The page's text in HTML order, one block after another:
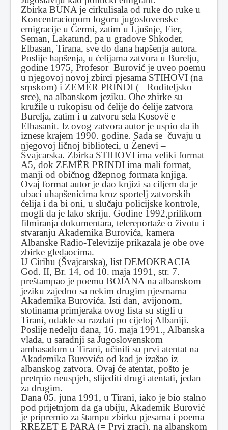
Zbirka BUNA je cirkulisala od ruke do ruke u
Koncentracionom logoru jugoslovenske
emigracije u Čermi, zatim u Ljušnje, Fier,
Seman, Lakatund, pa u gradove Shkoder,
Elbasan, Tirana, sve do dana hapšenja autora.
Poslije hapšenja, u ćelijama zatvora u Burelju,
godine 1975, Profesor Burović je uveo poemu
u njegovoj novoj zbirci pjesama STIHOVI (na
srpskom) i ZEMËR PRINDI (= Roditeljsko
srce), na albanskom jeziku. Obe zbirke su
kružile u rukopisu od ćelije do ćelije zatvora
Burelja, zatim i u zatvoru sela Kosovë e
Elbasanit. Iz ovog zatvora autor je uspio da ih
iznese krajem 1990. godine. Sada se čuvaju u
njegovoj ličnoj biblioteci, u Ženevi –
Švajcarska. Zbirka STIHOVI ima veliki format
A5, dok ZEMËR PRINDI ima mali format,
manji od običnog džepnog formata knjiga.
Ovaj format autor je dao knjizi sa ciljem da je
ubaci uhapšenicima kroz sportelj zatvorskih
ćelija i da bi oni, u slučaju policijske kontrole,
mogli da je lako skriju. Godine 1992,prilikom
filmiranja dokumentara, telereportaže o životu i
stvaranju Akademika Burovića, kamera
Albanske Radio-Televizije prikazala je obe ove
zbirke gledaocima.
U Cirihu (Švajcarska), list DEMOKRACIA
God. II, Br. 14, od 10. maja 1991, str. 7.
preštampao je poemu BOJANA na albanskom
jeziku zajedno sa nekim drugim pjesmama
Akademika Burovića. Isti dan, avijonom,
stotinama primjeraka ovog lista su stigli u
Tirani, odakle su razdati po cijeloj Albaniji.
Poslije nedelju dana, 16. maja 1991., Albanska
vlada, u saradnji sa Jugoslovenskom
ambasadom u Tirani, učinili su prvi atentat na
Akademika Burovića od kad je izašao iz
albanskog zatvora. Ovaj će atentat, pošto je
pretrpio neuspjeh, slijediti drugi atentati, jedan
za drugim.
Dana 05. juna 1991, u Tirani, iako je bio stalno
pod prijetnjom da ga ubiju, Akademik Burović
je pripremio za štampu zbirku pjesama i poema
RREZET E PARA (= Prvi zraci), na albanskom